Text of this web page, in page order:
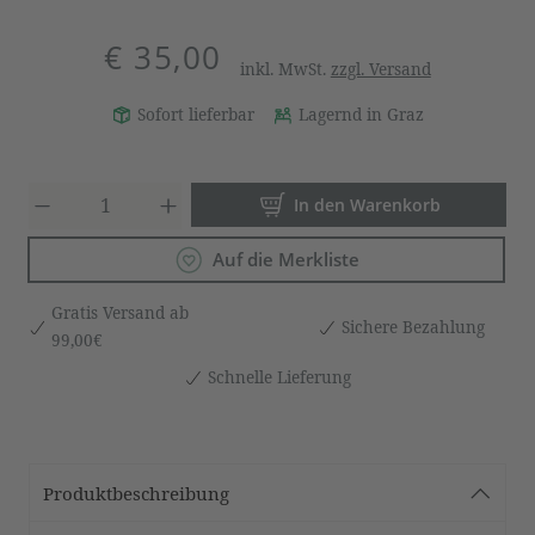
€ 35,00 inkl. MwSt. zzgl. Versand
Sofort lieferbar Lagernd in Graz
Produkt Anzahl: Gib den
In den Warenkorb
Auf die Merkliste
Gratis Versand ab
99,00€
Sichere Bezahlung
Schnelle Lieferung
Produktbeschreibung